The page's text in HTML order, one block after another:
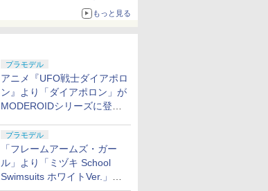
もっと見る
プラモデル
アニメ『UFO戦士ダイアポロ
ン』より「ダイアポロン」が
MODEROIDシリーズに登
プラモデル
「フレームアームズ・ガー
ル」より「ミヅキ School
Swimsuits ホワイトVer.」が8